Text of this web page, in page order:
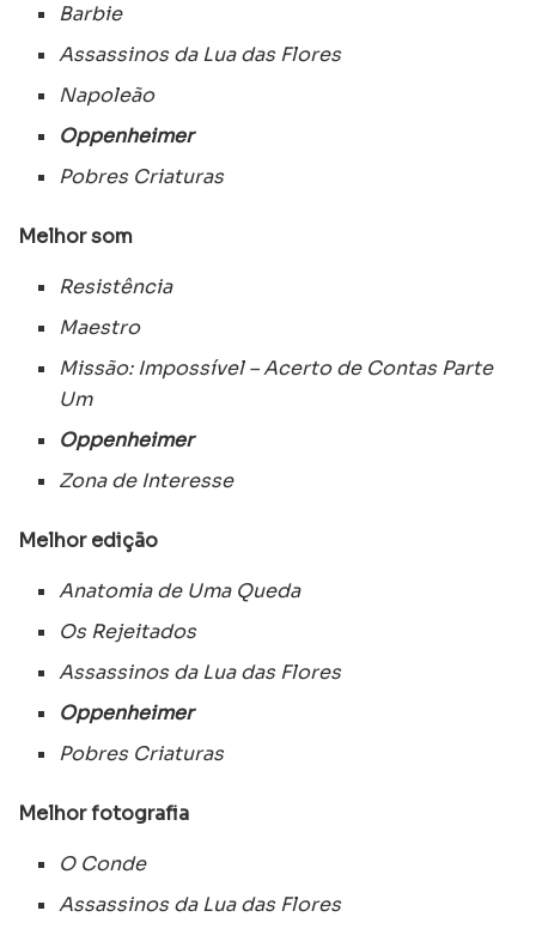
Barbie
Assassinos da Lua das Flores
Napoleão
Oppenheimer
Pobres Criaturas
Melhor som
Resistência
Maestro
Missão: Impossível – Acerto de Contas Parte
Um
Oppenheimer
Zona de Interesse
Melhor edição
Anatomia de Uma Queda
Os Rejeitados
Assassinos da Lua das Flores
Oppenheimer
Pobres Criaturas
Melhor fotografia
O Conde
Assassinos da Lua das Flores